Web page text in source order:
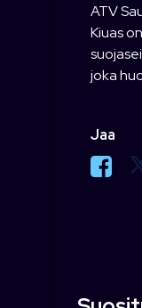
ATV
Kiuas
joka
Jaa